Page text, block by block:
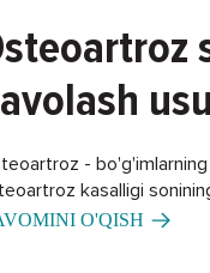
-
kasalligi
O'QISH